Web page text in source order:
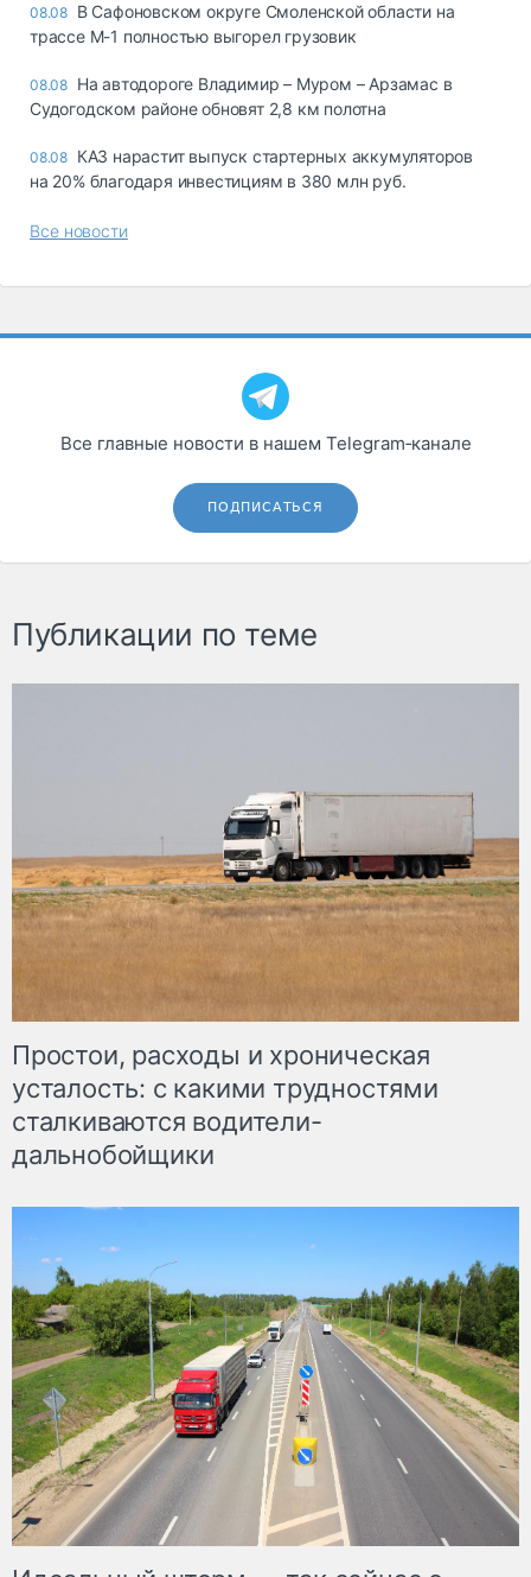
08.08 В Сафоновском округе Смоленской области на
трассе М-1 полностью выгорел грузовик
08.08 На автодороге Владимир – Муром – Арзамас в
Судогодском районе обновят 2,8 км полотна
08.08 КАЗ нарастит выпуск стартерных аккумуляторов
на 20% благодаря инвестициям в 380 млн руб.
Все новости
Все главные новости в нашем Telegram‑канале
ПОДПИСАТЬСЯ
Публикации по теме
Простои, расходы и хроническая
усталость: с какими трудностями
сталкиваются водители-
дальнобойщики